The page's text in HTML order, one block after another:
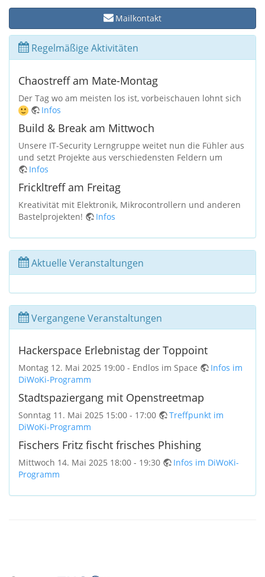
Mailkontakt
Regelmäßige Aktivitäten
Chaostreff am Mate-Montag
Der Tag wo am meisten los ist, vorbeischauen lohnt sich
Infos
Build & Break am Mittwoch
Unsere IT-Security Lerngruppe weitet nun die Fühler aus
und setzt Projekte aus verschiedensten Feldern um
Infos
Frickltreff am Freitag
Kreativität mit Elektronik, Mikrocontrollern und anderen
Bastelprojekten!
Infos
Aktuelle Veranstaltungen
Vergangene Veranstaltungen
Hackerspace Erlebnistag der Toppoint
Montag 12. Mai 2025 19:00 - Endlos im Space
Infos im
DiWoKi-Programm
Stadtspaziergang mit Openstreetmap
Sonntag 11. Mai 2025 15:00 - 17:00
Treffpunkt im
DiWoKi-Programm
Fischers Fritz fischt frisches Phishing
Mittwoch 14. Mai 2025 18:00 - 19:30
Infos im DiWoKi-
Programm